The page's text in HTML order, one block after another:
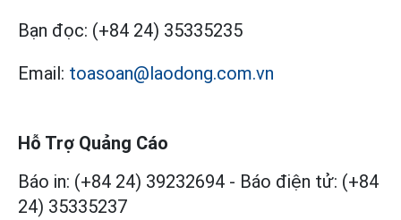
Bạn đọc: (+84 24) 35335235
Email: toasoan@laodong.com.vn
Hỗ Trợ Quảng Cáo
Báo in: (+84 24) 39232694 - Báo điện tử: (+84
24) 35335237